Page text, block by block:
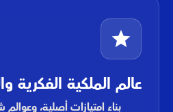
عالم الملكية الفكرية
بناء امتيازات أصلية،